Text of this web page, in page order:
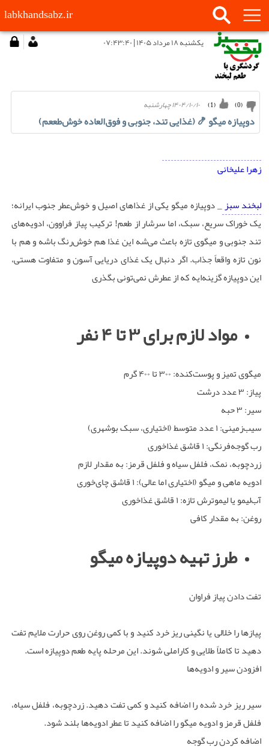
labkhandsabz.ir
يكشنبه ۱۸ مرداد ۱۴۰۵ | ۰۷:۴۳:۴۰
۱۴۰۴/۱۰/۱۰ چهارشنبه (
1
) (
0
)
دوپیازه میگو 🍤 (غذایی تند، جنوبی و فوق‌العاده خوش‌طععم)
زهرا علیخانی
لبخند سبز_ دوپیازه میگو یکی از غذاهای اصیل و خوش‌عطر جنوب ایرانه؛
یک خوراک سریع، سبک، اما سرشار از طعم! ترکیب پیاز فراوون، ادویه‌های
تند جنوبی و میگوی تازه باعث می‌شه این غذا هم خوش‌رنگ باشه و هم با
نون تازه واقعاً جذاب. اگر دنبال یک غذای دریایی آسون و متفاوت هستی،
این دوپیازه گزینه‌ایه که از عطرش نمی‌تونی بگذری
مواد لازم برای ۳ تا ۴ نفر
میگوی تمیز و پوست‌کنده: ۳۰۰ تا ۴۰۰ گرم
پیاز: ۳ عدد درشت
سیر: ۳ حبه
سیب‌زمینی: ۱ عدد متوسط (اختیاری، سبک بوشهری)
رب گوجه‌فرنگی: ۱ قاشق غذاخوری
زردچوبه، نمک، فلفل سیاه و فلفل قرمز: به مقدار لازم
ادویه ماهی و میگو (اختیاری اما عالی): ۱ قاشق چای‌خوری
آب‌لیمو یا لیموترش تازه: ۱ قاشق غذاخوری
روغن: به مقدار کافی
طرز تهیه دوپیازه میگو
تفت دادن پیاز فراوان
پیازها را خلالی یا نگینی ریز خرد کنید و با کمی روغن روی حرارت ملایم تفت
دهید تا کاملاً طلایی و کاراملی شوند. این مرحله پایه طعم دوپیازه است.
افزودن سیر و ادویه‌ها
سیر ریز خرد شده را اضافه کنید و کمی تفت دهید. زردچوبه، فلفل سیاه،
فلفل قرمز و ادویه میگو را اضافه کنید تا عطر ادویه‌ها بلند شود.
اضافه کردن رب گوجه